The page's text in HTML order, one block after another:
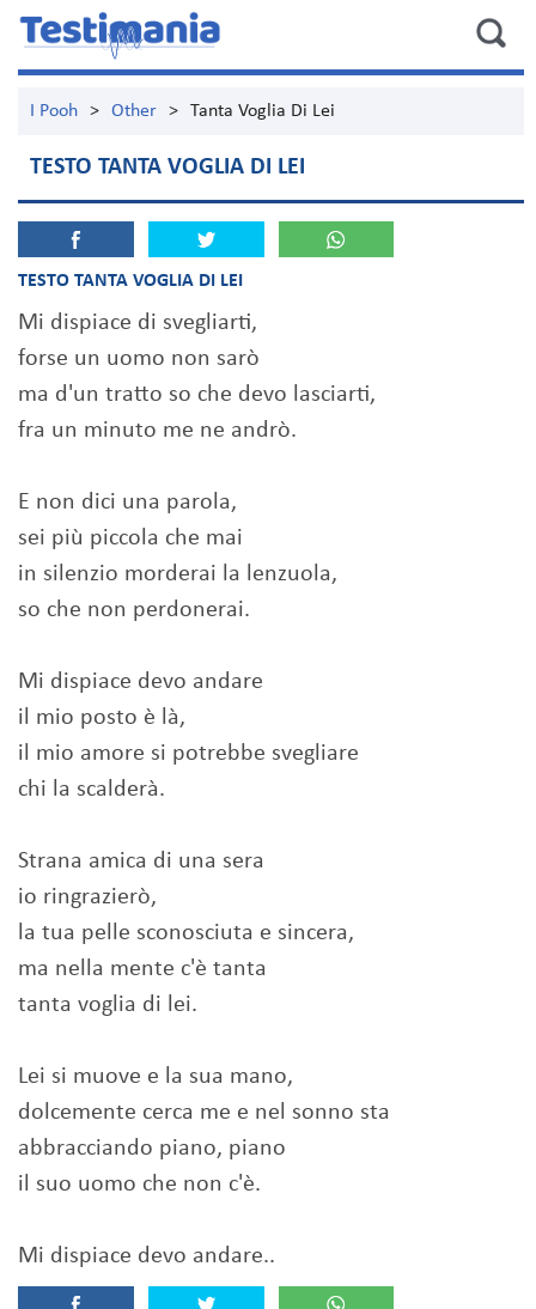
I Pooh > Other > Tanta Voglia Di Lei
TESTO TANTA VOGLIA DI LEI
TESTO TANTA VOGLIA DI LEI
Mi dispiace di svegliarti,
forse un uomo non sarò
ma d'un tratto so che devo lasciarti,
fra un minuto me ne andrò.
E non dici una parola,
sei più piccola che mai
in silenzio morderai la lenzuola,
so che non perdonerai.
Mi dispiace devo andare
il mio posto è là,
il mio amore si potrebbe svegliare
chi la scalderà.
Strana amica di una sera
io ringrazierò,
la tua pelle sconosciuta e sincera,
ma nella mente c'è tanta
tanta voglia di lei.
Lei si muove e la sua mano,
dolcemente cerca me e nel sonno sta
abbracciando piano, piano
il suo uomo che non c'è.
Mi dispiace devo andare..